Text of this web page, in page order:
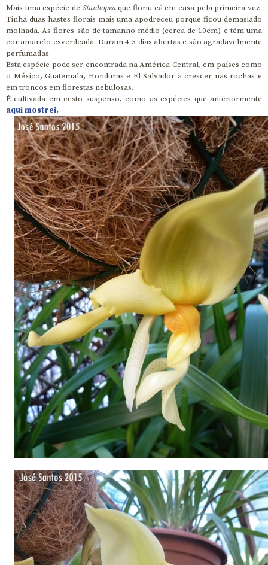
Mais uma espécie de Stanhopeaque floriu cá em casa pela primeira vez.
Tinha duas hastes florais mais uma apodreceu porque ficou demasiado
molhada. As flores são de tamanho médio (cerca de 10cm) e têm uma
cor amarelo-esverdeada. Duram 4-5 dias abertas e são agradavelmente
perfumadas.
Esta espécie pode ser encontrada na América Central, em países como
o México, Guatemala, Honduras e El Salvador a crescer nas rochas e
em troncos em florestas nebulosas.
É cultivada em cesto suspenso, como as espécies que anteriormente
aqui mostrei.